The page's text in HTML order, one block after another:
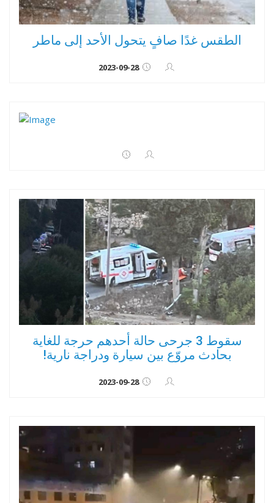
الطقس غدًا صافٍ يتحول الأحد إلى ماطر
2023-09-28
سقوط 3 جرحى حالة أحدهم حرجة للغاية
بحادث مروّع بين سيارة ودراجة نارية!
2023-09-28